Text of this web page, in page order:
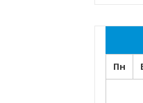
Пн